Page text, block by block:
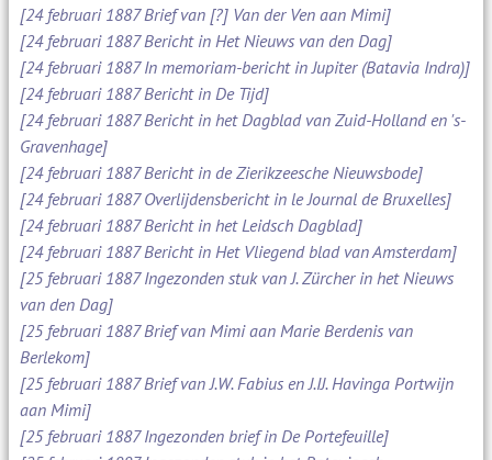
[24 februari 1887 Brief van [?] Van der Ven aan Mimi]
[24 februari 1887 Bericht in Het Nieuws van den Dag]
[24 februari 1887 In memoriam-bericht in Jupiter (Batavia Indra)]
[24 februari 1887 Bericht in De Tijd]
[24 februari 1887 Bericht in het Dagblad van Zuid-Holland en 's-
Gravenhage]
[24 februari 1887 Bericht in de Zierikzeesche Nieuwsbode]
[24 februari 1887 Overlijdensbericht in le Journal de Bruxelles]
[24 februari 1887 Bericht in het Leidsch Dagblad]
[24 februari 1887 Bericht in Het Vliegend blad van Amsterdam]
[25 februari 1887 Ingezonden stuk van J. Zürcher in het Nieuws
van den Dag]
[25 februari 1887 Brief van Mimi aan Marie Berdenis van
Berlekom]
[25 februari 1887 Brief van J.W. Fabius en J.IJ. Havinga Portwijn
aan Mimi]
[25 februari 1887 Ingezonden brief in De Portefeuille]